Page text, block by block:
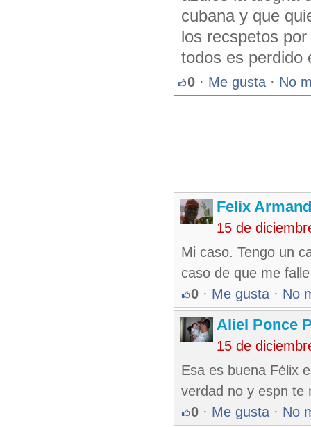
cubana y que
los recspetos
todos es perdido
0 · Me gusta · No
Felix
15 de
Mi caso. Tengo un
caso de que me
0 · Me gusta · No
Aliel Ponce
15 de
Esa es buena Félix
verdad no y espn te
0 · Me gusta · No